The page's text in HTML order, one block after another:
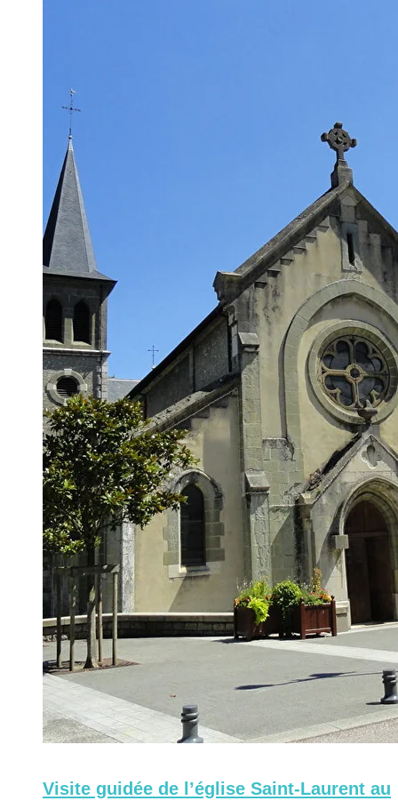
Visite guidée de l’église Saint-Laurent au